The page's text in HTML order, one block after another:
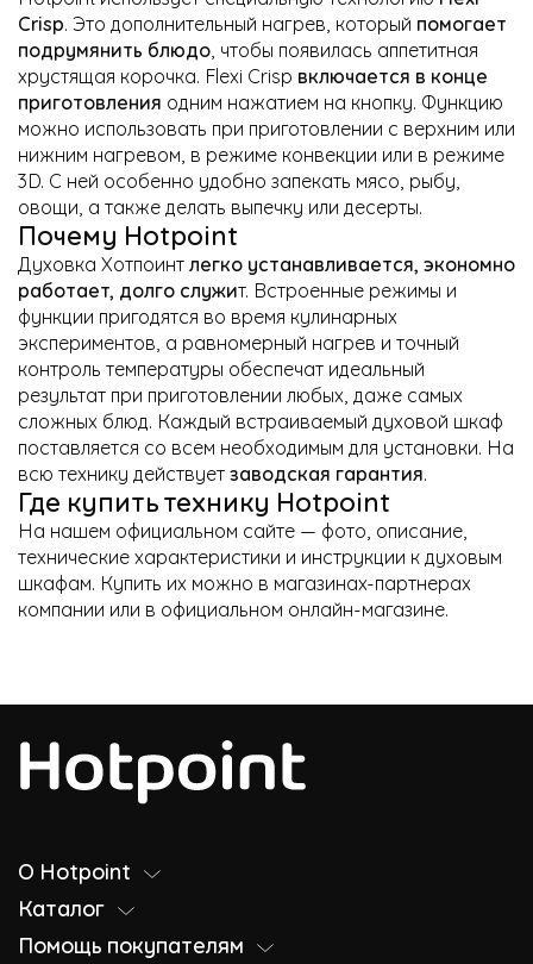
Crisp. Это дополнительный нагрев, который помогает
подрумянить блюдо, чтобы появилась аппетитная
хрустящая корочка. Flexi Crisp включается в конце
приготовления одним нажатием на кнопку. Функцию
можно использовать при приготовлении с верхним или
нижним нагревом, в режиме конвекции или в режиме
3D. С ней особенно удобно запекать мясо, рыбу,
овощи, а также делать выпечку или десерты.
Почему Hotpoint
Духовка Хотпоинтлегко устанавливается, экономно
работает, долго служит. Встроенные режимы и
функции пригодятся во время кулинарных
экспериментов, а равномерный нагрев и точный
контроль температуры обеспечат идеальный
результат при приготовлении любых, даже самых
сложных блюд. Каждый встраиваемый духовой шкаф
поставляется со всем необходимым для установки. На
всю технику действуетзаводская гарантия.
Где купить технику Hotpoint
На нашем официальном сайте — фото, описание,
технические характеристики и инструкции к духовым
шкафам. Купить их можно в магазинах-партнерах
компании или в официальном онлайн-магазине.
О Hotpoint
Каталог
Помощь покупателям